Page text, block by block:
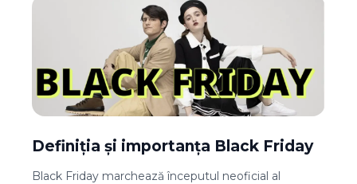
Definiția și importanța Black Friday
Black Friday marchează începutul neoficial al